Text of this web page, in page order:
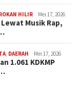
HILIR Mei 17, 2026
Musik Rap,
DAERAH Mei 17, 2026
1.061 KDKMP